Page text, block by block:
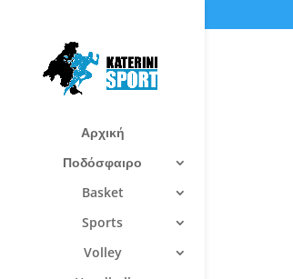
Αρχική
Ποδόσφαιρο
Basket
Sports
Volley